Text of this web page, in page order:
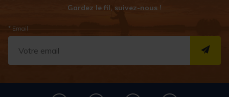
Gardez le fil, suivez-nous !
* Email